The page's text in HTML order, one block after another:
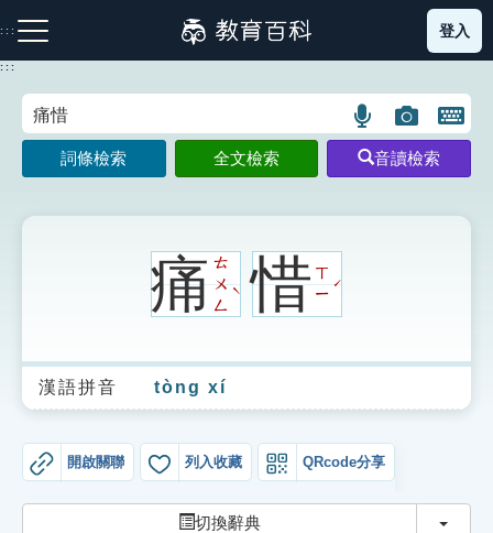
到
主
:::
注音索引圖示 筆畫索引圖示 部首索引表圖示
生字詞彙表
成語故事
索引選單
登入
:::
語
言
搜
圖
片
搜
開
鍵
圖
詞條檢索 全文檢索 音讀檢索
痛ㄊ
ㄨ
ㄥ
ˋ 惜ㄒ
ㄧ
ˊ
漢語拼音 tòng xí
開啟關聯 列入收藏 QRcode分享
切換辭典 切換